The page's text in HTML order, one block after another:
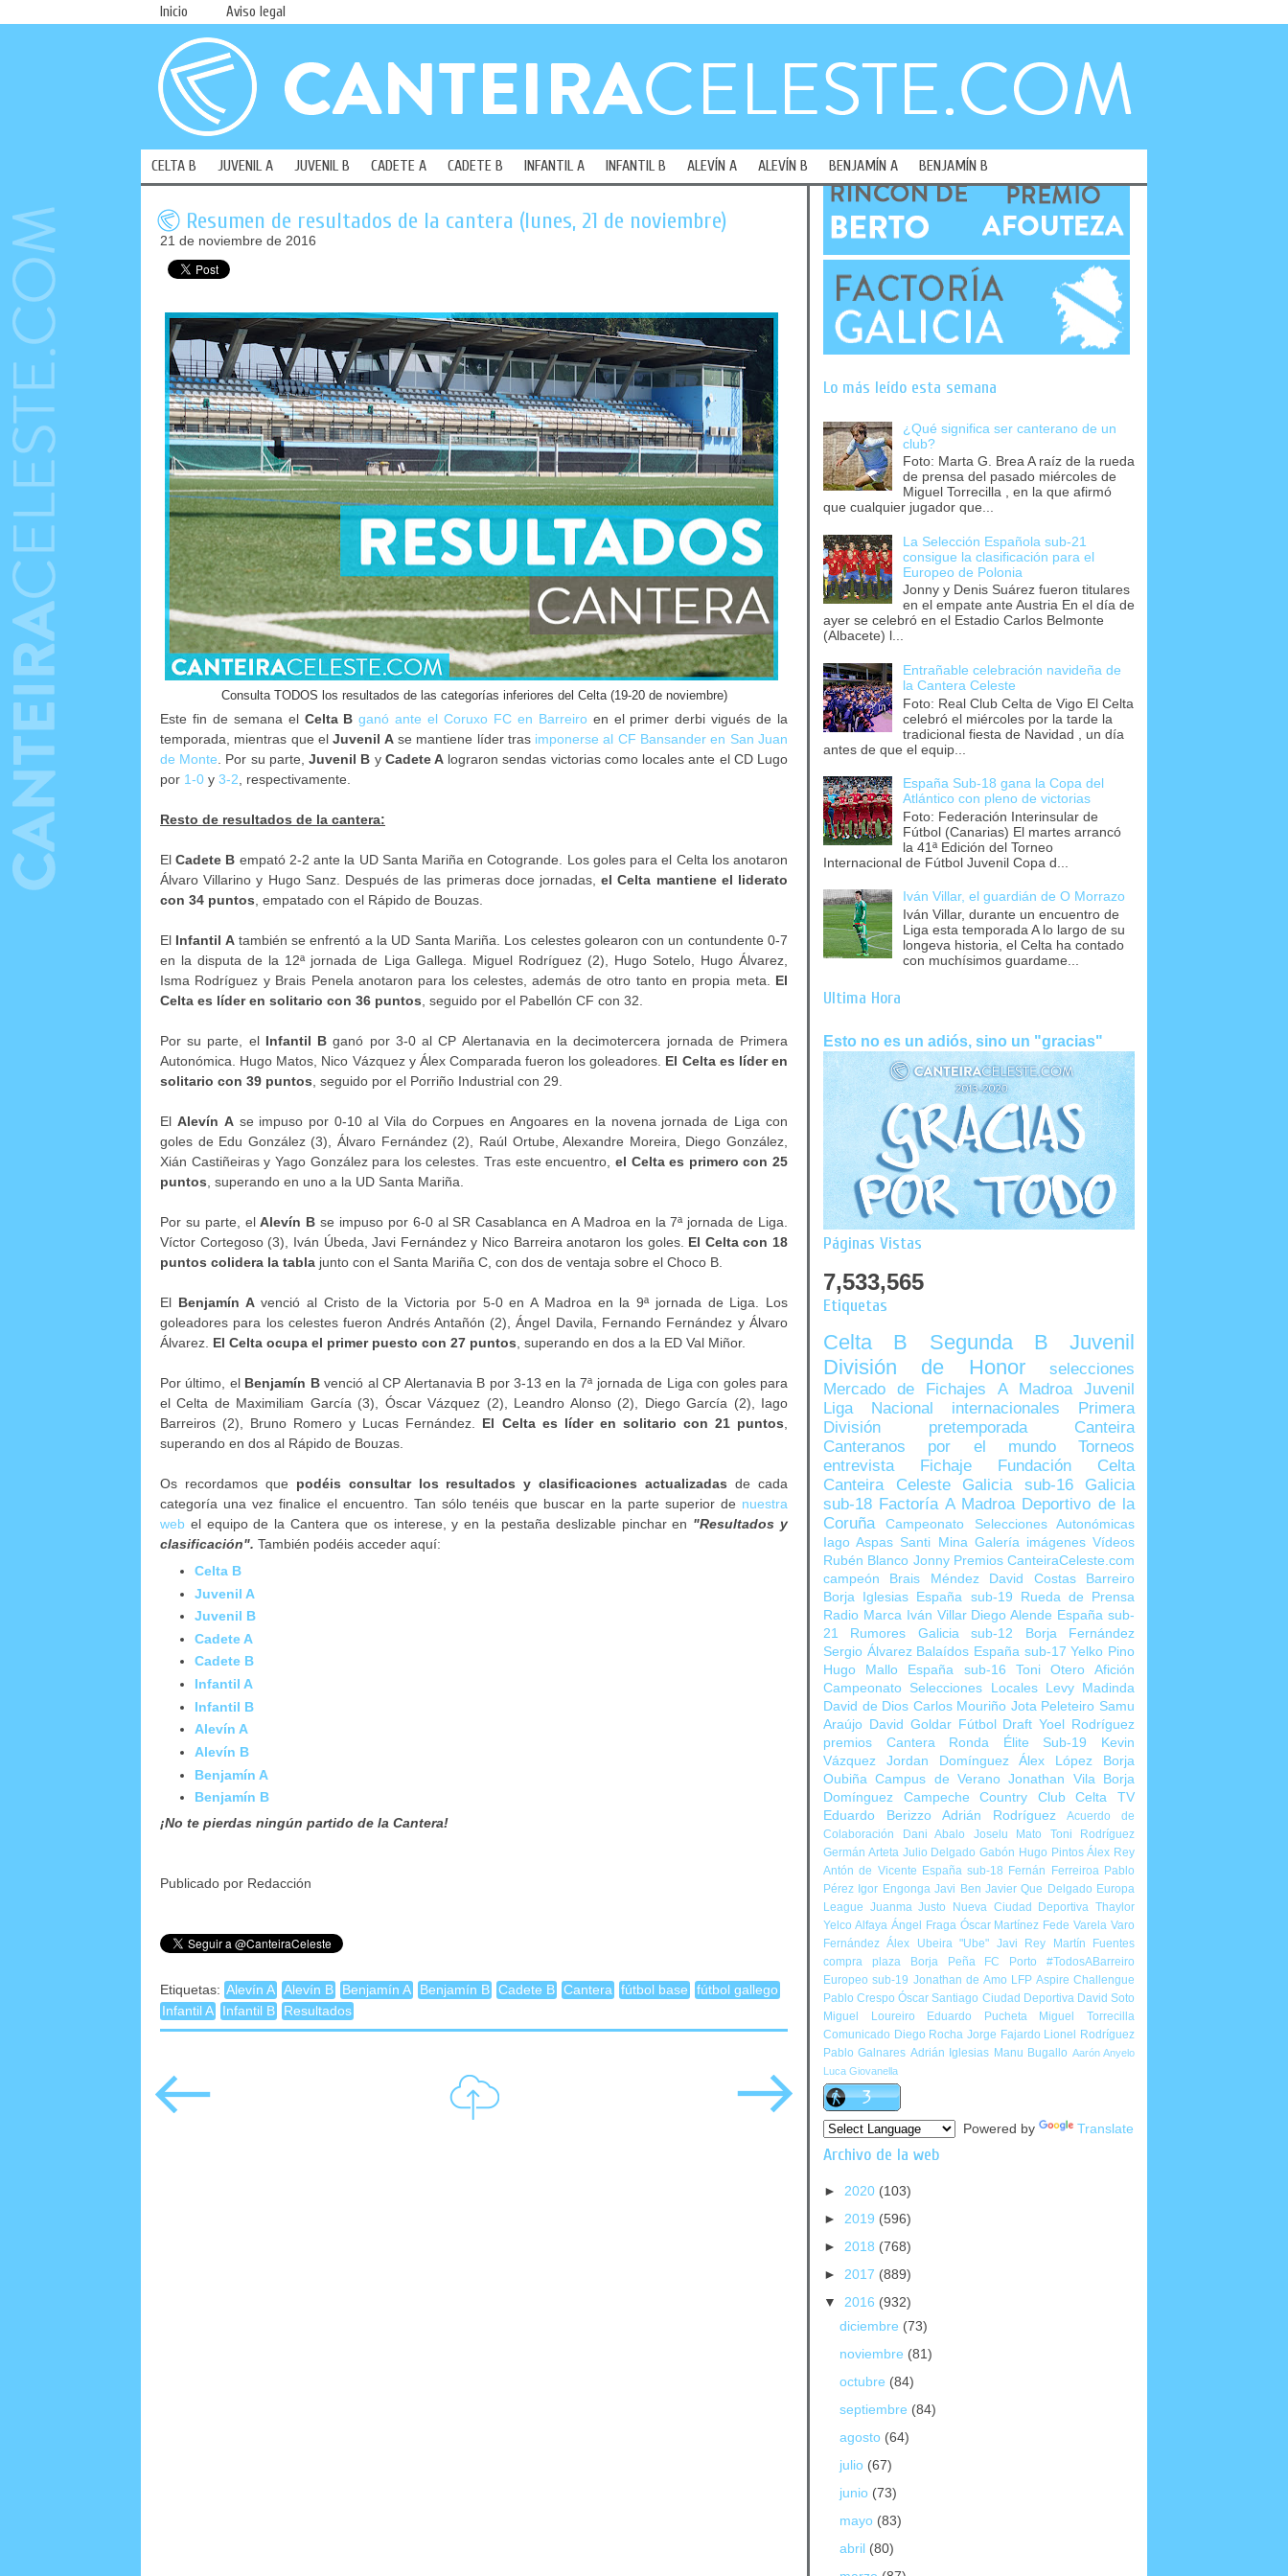
Inicio Aviso legal
CELTA B JUVENIL A JUVENIL B CADETE A CADETE B INFANTIL A INFANTIL B ALEVÍN A ALEVÍN B BENJAMÍN A BENJAMÍN B
Resumen de resultados de la cantera (lunes, 21 de noviembre)
21 de noviembre de 2016
Consulta TODOS los resultados de las categorías inferiores del Celta (19-20 de noviembre)
Este fin de semana el Celta B ganó ante el Coruxo FC en Barreiroen el primer derbi vigués de la
temporada, mientras que elJuvenil Ase mantiene líder tras imponerse al CF Bansander en San Juan
de Monte . Por su parte,Juvenil B y Cadete A lograron sendas victorias como locales ante el CD Lugo
por 1-0 y 3-2 , respectivamente.
Resto de resultados de la cantera:
ElCadete B empató 2-2 ante la UD Santa Mariña en Cotogrande. Los goles para el Celta los anotaron
Álvaro Villarino y Hugo Sanz. Después de las primeras doce jornadas,el Celta mantiene el liderato
con 34 puntos , empatado con el Rápido de Bouzas.
El Infantil Atambién se enfrentó a la UD Santa Mariña. Los celestes golearon con un contundente 0-7
en la disputa de la 12ª jornada de Liga Gallega. Miguel Rodríguez (2), Hugo Sotelo, Hugo Álvarez,
Isma Rodríguez y Brais Penela anotaron para los celestes, además de otro tanto en propia meta. El
Celta es líder en solitario con 36 puntos , seguido por el Pabellón CF con 32.
Por su parte, el Infantil B ganó por 3-0 al CP Alertanavia en la decimotercera jornada de Primera
Autonómica. Hugo Matos, Nico Vázquez y Álex Comparada fueron los goleadores. El Celta es líder en
solitario con 39 puntos , seguido por el Porriño Industrial con 29.
El Alevín Ase impuso por 0-10 al Vila do Corpues en Angoares en la novena jornada de Liga con
goles de Edu González (3), Álvaro Fernández (2), Raúl Ortube, Alexandre Moreira, Diego González,
Xián Castiñeiras y Yago González para los celestes. Tras este encuentro, el Celta es primero con 25
puntos , superando en uno a la UD Santa Mariña.
Por su parte, elAlevín B se impuso por 6-0 al SR Casablanca en A Madroa en la 7ª jornada de Liga.
Víctor Cortegoso (3), Iván Úbeda, Javi Fernández y Nico Barreira anotaron los goles. El Celta con 18
puntos colidera la tabla junto con el Santa Mariña C, con dos de ventaja sobre el Choco B.
El Benjamín Avenció al Cristo de la Victoria por 5-0 en A Madroa en la 9ª jornada de Liga. Los
goleadores para los celestes fueron Andrés Antañón (2), Ángel Davila, Fernando Fernández y Álvaro
Álvarez. El Celta ocupa el primer puesto con 27 puntos , superando en dos a la ED Val Miñor.
Por último, el Benjamín Bvenció al CP Alertanavia B por 3-13 en la 7ª jornada de Liga con goles para
el Celta de Maximiliam García (3), Óscar Vázquez (2), Leandro Alonso (2), Diego García (2), Iago
Barreiros (2), Bruno Romero y Lucas Fernández. El Celta es líder en solitario con 21 puntos
superando en dos al Rápido de Bouzas.
Os recordamos que podéis consultar los resultados y clasificaciones actualizadas de cada
categoría una vez finalice el encuentro. Tan sólo tenéis que buscar en la parte superior de nuestra
web el equipo de la Cantera que os interese, y en la pestaña deslizable pinchar en "Resultados y
clasificación". También podéis acceder aquí:
Celta B
Juvenil A
Juvenil B
Cadete A
Cadete B
Infantil A
Infantil B
Alevín A
Alevín B
Benjamín A
Benjamín B
¡No te pierdas ningún partido de la Cantera!
Publicado por Redacción
Etiquetas: Alevín A Alevín B Benjamín A Benjamín B Cadete B Cantera fútbol base
fútbol gallego
Infantil A
Infantil B Resultados
Lo más leído esta semana
¿Qué significa ser canterano de un
club?
Foto: Marta G. Brea A raíz de la rueda
de prensa del pasado miércoles de
Miguel Torrecilla , en la que afirmó
que cualquier jugador que...
La Selección Española sub-21
consigue la clasificación para el
Europeo de Polonia
Jonny y Denis Suárez fueron titulares
en el empate ante Austria En el día de
ayer se celebró en el Estadio Carlos Belmonte
(Albacete) l...
Entrañable celebración navideña de
la Cantera Celeste
Foto: Real Club Celta de Vigo El Celta
celebró el miércoles por la tarde la
tradicional fiesta de Navidad , un día
antes de que el equip...
España Sub-18 gana la Copa del
Atlántico con pleno de victorias
Foto: Federación Interinsular de
Fútbol (Canarias) El martes arrancó
la 41ª Edición del Torneo
Internacional de Fútbol Juvenil Copa d...
Iván Villar, el guardián de O Morrazo
Iván Villar, durante un encuentro de
Liga esta temporada A lo largo de su
longeva historia, el Celta ha contado
con muchísimos guardame...
Última Hora
Esto no es un adiós, sino un "gracias"
Páginas Vistas
7,533,565
Etiquetas
Celta B Segunda B
Juvenil
División de Honor
selecciones
Mercado de Fichajes
A Madroa
Juvenil
Liga Nacional
internacionales
Primera
División
pretemporada
Canteira
Canteranos por el mundo
Torneos
entrevista
Fichaje
Fundación Celta
Canteira Celeste
Galicia sub-16
Galicia
sub-18 Factoría A Madroa Deportivo de la
Coruña
Campeonato Selecciones Autonómicas
Iago Aspas Santi Mina Galería imágenes Vídeos
Rubén Blanco Jonny Premios CanteiraCeleste.com
campeón
Brais Méndez David Costas
Barreiro
Borja Iglesias
España sub-19
Rueda de Prensa
Radio Marca
Iván Villar Diego Alende España sub-
21
Rumores Galicia sub-12
Borja Fernández
Sergio Álvarez Balaídos España sub-17 Yelko Pino
Hugo Mallo
España sub-16 Toni Otero
Afición
Campeonato Selecciones Locales
Levy Madinda
David de Dios Carlos Mouriño Jota Peleteiro Samu
Araújo David Goldar Fútbol Draft Yoel Rodríguez
premios Cantera
Ronda Élite Sub-19
Kevin
Vázquez
Jordan Domínguez Álex López
Borja
Oubiña Campus de Verano Jonathan Vila
Borja
Domínguez
Campeche Country Club
Celta TV
Eduardo Berizzo
Adrián Rodríguez
Acuerdo de
Colaboración
Dani Abalo Joselu Mato
Toni Rodríguez
Germán Arteta Julio Delgado Gabón Hugo Pintos Álex Rey
Antón de Vicente España sub-18 Fernán Ferreiroa Pablo
Pérez Igor Engonga Javi Ben Javier Que Delgado Europa
League Juanma Justo Nueva Ciudad Deportiva Thaylor
Yelco Alfaya Ángel Fraga Óscar Martínez Fede Varela Varo
Fernández Álex Ubeira "Ube" Javi Rey
Martín Fuentes
compra plaza
Borja Peña FC Porto
#TodosABarreiro
Europeo sub-19 Jonathan de Amo LFP Aspire Challengue
Pablo Crespo Óscar Santiago Ciudad Deportiva David Soto
Miguel Loureiro
Eduardo Pucheta
Miguel Torrecilla
Comunicado Diego Rocha Jorge Fajardo Lionel Rodríguez
Pablo Galnares Adrián Iglesias Manu Bugallo Aarón Anyelo
Luca Giovanella
Powered by Translate
Archivo de la web
► 2020 (103)
► 2019 (596)
► 2018 (768)
► 2017 (889)
▼ 2016 (932)
diciembre (73)
noviembre (81)
octubre (84)
septiembre (84)
agosto (64)
julio (67)
junio (73)
mayo (83)
abril (80)